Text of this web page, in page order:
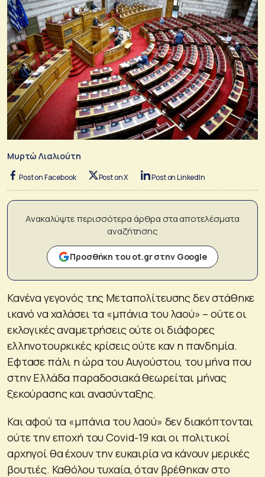
Μυρτώ Λιαλιούτη
Post on Facebook Post on X Post on LinkedIn
Ανακαλύψτε περισσότερα άρθρα στα αποτελέσματα
αναζήτησης
Προσθήκη του ot.gr στην Google
Κανένα γεγονός της Μεταπολίτευσης δεν στάθηκε
ικανό να χαλάσει τα «μπάνια του λαού» – ούτε οι
εκλογικές αναμετρήσεις ούτε οι διάφορες
ελληνοτουρκικές κρίσεις ούτε καν η πανδημία.
Εφτασε πάλι η ώρα του Αυγούστου, του μήνα που
στην Ελλάδα παραδοσιακά θεωρείται μήνας
ξεκούρασης και ανασύνταξης.
Και αφού τα «μπάνια του λαού» δεν διακόπτονται
ούτε την εποχή του Covid-19 και οι πολιτικοί
αρχηγοί θα έχουν την ευκαιρία να κάνουν μερικές
βουτιές. Καθόλου τυχαία, όταν βρέθηκαν στο